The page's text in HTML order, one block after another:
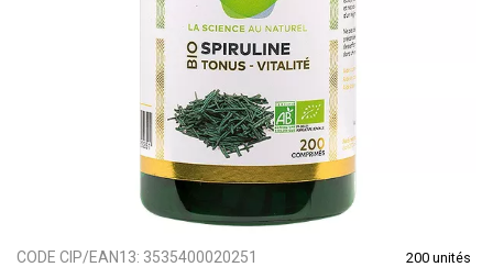
CODE CIP/EAN13: 3535400020251 200 unités